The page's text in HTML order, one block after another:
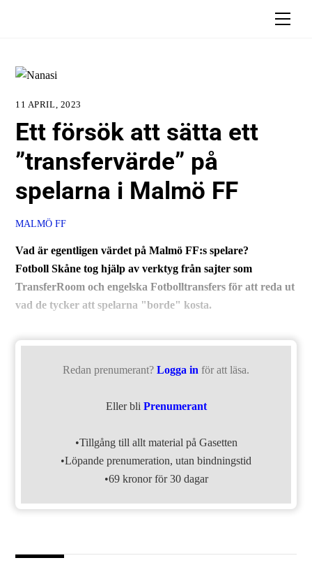
11 APRIL, 2023
Ett försök att sätta ett
”transfervärde” på
spelarna i Malmö FF
MALMÖ FF
Vad är egentligen värdet på Malmö FF:s spelare?
Fotboll Skåne tog hjälp av verktyg från sajter som
TransferRoom och engelska Fotbolltransfers för att reda ut
vad de tycker att spelarna "borde" kosta.
Redan prenumerant? Logga in för att läsa.
Eller bli Prenumerant
•Tillgång till allt material på Gasetten
•Löpande prenumeration, utan bindningstid
•69 kronor för 30 dagar